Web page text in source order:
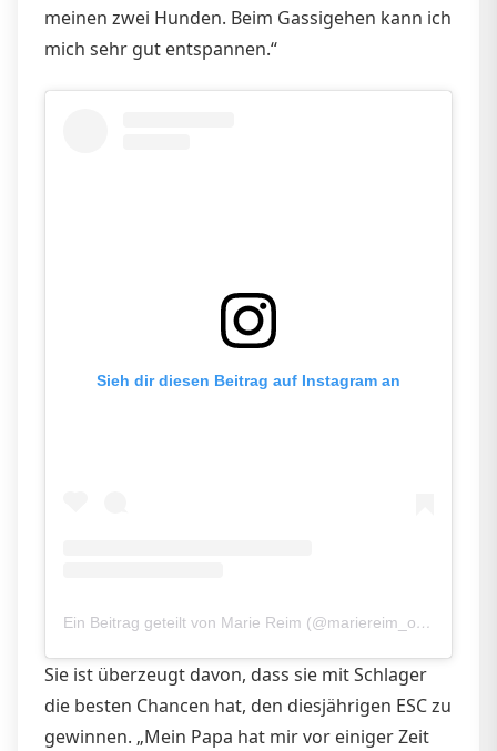
meinen zwei Hunden. Beim Gassigehen kann ich
mich sehr gut entspannen.“
Sieh dir diesen Beitrag auf Instagram an
Ein Beitrag geteilt von Marie Reim (@mariereim_official)
Sie ist überzeugt davon, dass sie mit Schlager
die besten Chancen hat, den diesjährigen ESC zu
gewinnen. „Mein Papa hat mir vor einiger Zeit